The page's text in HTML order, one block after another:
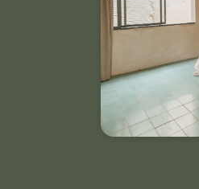
Para 2
privado, aire